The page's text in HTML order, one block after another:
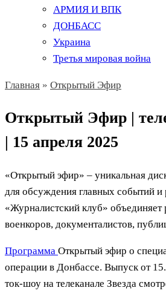
АРМИЯ И ВПК
ДОНБАСС
Украина
Третья мировая война
Главная » Открытый Эфир
Открытый Эфир |
| 15 апреля 2025
«Открытый эфир» – уникальная
для обсуждения главных событий и
«Журналистский клуб» объединяет
военкоров, документалистов,
Программа Открытый эфир о
операции в Донбассе. Выпуск от
ток-шоу на телеканале Звезда